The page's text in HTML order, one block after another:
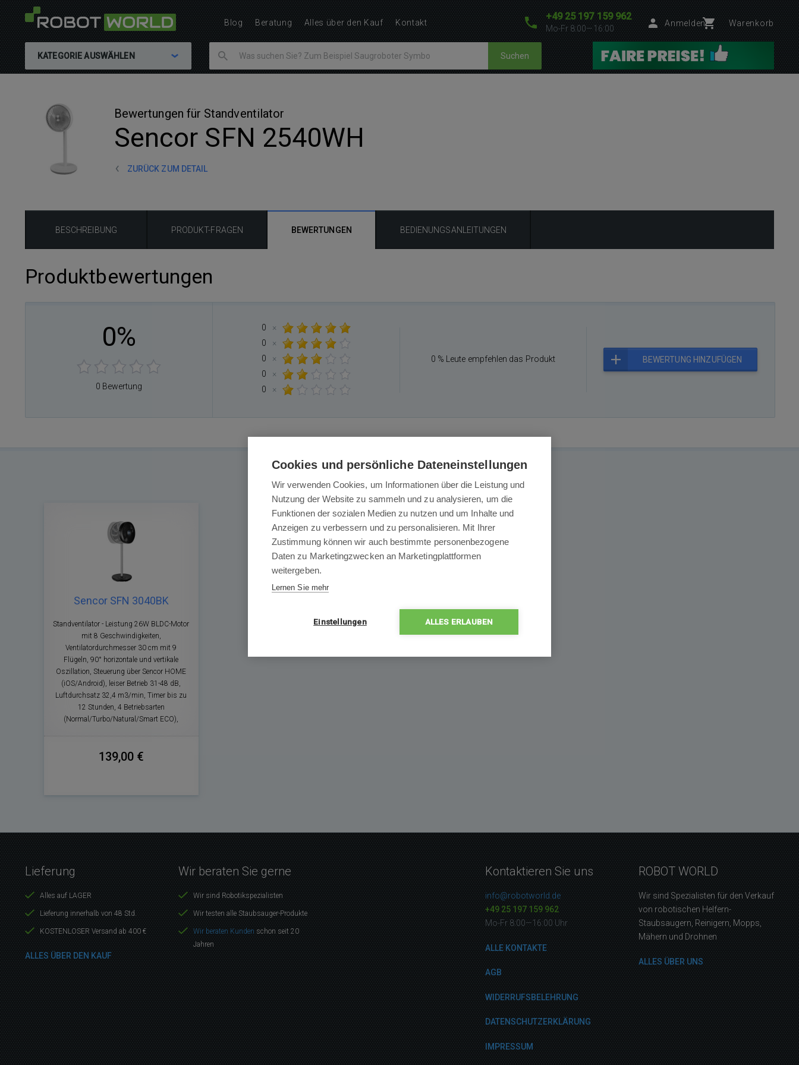
+49 25 197 159 962
Mo-Fr 8:00—16:00
Anmelden Warenkorb
KATEGORIE AUSWÄHLEN Suchen
Bewertungen für Standventilator
Sencor SFN 2540WH
ZURÜCK ZUM DETAIL
BESCHREIBUNG PRODUKT-FRAGEN BEWERTUNGEN BEDIENUNGSANLEITUNGEN
Produktbewertungen
0%
0 Bewertung
0
×
0
×
0
×
0
×
0
×
0 % Leute empfehlen das Produkt BEWERTUNG HINZUFÜGEN
Das könnte Sie auch interessieren
Sencor SFN 3040BK
Standventilator - Leistung 26W BLDC-Motor
mit 8 Geschwindigkeiten,
Ventilatordurchmesser 30 cm mit 9
Flügeln, 90° horizontale und vertikale
Oszillation, Steuerung über Sencor HOME
(iOS/Android), leiser Betrieb 31-48 dB,
Luftdurchsatz 32,4 m3/min, Timer bis zu
12 Stunden, 4 Betriebsarten
(Normal/Turbo/Natural/Smart ECO),
139,00 €
Blog Beratung Alles über den Kauf Kontakt
Lieferung
Alles auf LAGER
Lieferung innerhalb von 48 Std.
KOSTENLOSER Versand ab 400 €
ALLES ÜBER DEN KAUF
Wir beraten Sie gerne
Wir sind Robotikspezialisten
Wir testen alle Staubsauger-Produkte
Wir beraten Kunden schon seit 20
Jahren
Kontaktieren Sie uns
info@robotworld.de
+49 25 197 159 962
Mo-Fr 8:00—16:00 Uhr
ALLE KONTAKTE
AGB
WIDERRUFSBELEHRUNG
DATENSCHUTZERKLÄRUNG
IMPRESSUM
ROBOT WORLD
Wir sind Spezialisten für den Verkauf
von robotischen Helfern-
Staubsaugern, Reinigern, Mopps,
Mähern und Drohnen
ALLES ÜBER UNS
Cookies und persönliche Dateneinstellungen
Wir verwenden Cookies, um Informationen über die Leistung und
Nutzung der Website zu sammeln und zu analysieren, um die
Funktionen der sozialen Medien zu nutzen und um Inhalte und
Anzeigen zu verbessern und zu personalisieren. Mit Ihrer
Zustimmung können wir auch bestimmte personenbezogene
Daten zu Marketingzwecken an Marketingplattformen
weitergeben.
Lernen Sie mehr
Einstellungen ALLES ERLAUBEN